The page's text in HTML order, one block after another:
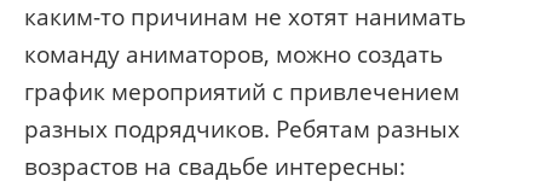
каким-то причинам не хотят нанимать
команду аниматоров, можно создать
график мероприятий с привлечением
разных подрядчиков. Ребятам разных
возрастов на свадьбе интересны: